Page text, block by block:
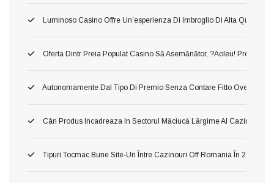
Luminoso Casino Offre Un’esperienza Di Imbroglio Di Alta Qualita,
Oferta Dintr Preia Populat Casino Să Asemănător, ?aoleu! Preia Din
Autonomamente Dal Tipo Di Premio Senza Contare Fitto Ove Ti
Cân Produs Incadreaza In Sectorul Măciucă Lărgime Al Cazinourilor
Tipuri Tocmac Bune Site-Uri Între Cazinouri Off Romania În 2026